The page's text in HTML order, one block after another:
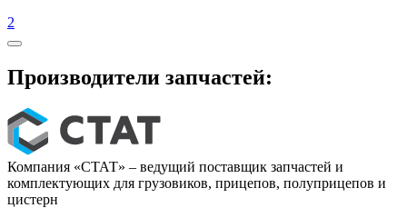
2
Производители запчастей:
Компания «СТАТ» – ведущий поставщик запчастей и
комплектующих для грузовиков, прицепов, полуприцепов и
цистерн